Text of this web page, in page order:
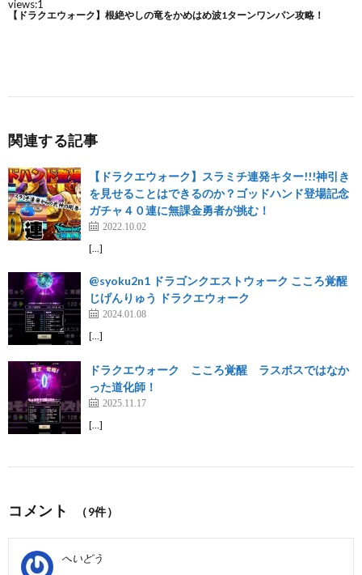
関連する記事
【ドラクエウォーク】スラミチ連発キター!!!神引き
を見せることはできるのか？ゴッドハンド登場記念
ガチャ４０連に無課金勇者が挑む！
2022.10.02
[…]
@syoku2n1 ドラゴンクエストウォーク こころ覚醒
じげんりゅう ドラクエウォーク
2024.01.08
[…]
ドラクエウォーク こころ覚醒 ラスボスではなか
った道化師！
2025.11.17
[…]
コメント （9件）
へいどう